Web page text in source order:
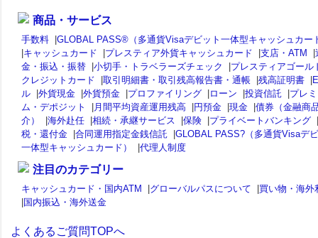
商品・サービス
手数料 |GLOBAL PASS®（多通貨Visaデビット一体型キャッシュカー
|キャッシュカード |プレスティア外貨キャッシュカード |支店・ATM |
金・振込・振替 |小切手・トラベラーズチェック |プレスティアゴール
クレジットカード
|取引明細書・取引残高報告書・通帳 |残高証明書 |
ル |外貨現金 |外貨預金 |プロファイリング |ローン |投資信託 |プレ
ム・デポジット
| 月間平均資産運用残高 |円預金 |現金 |債券（金融商
介）
|海外赴任 |相続・承継サービス |保険 |プライベートバンキング |
税・還付金 |合同運用指定金銭信託 |GLOBAL PASS?（多通貨Visaデ
一体型キャッシュカード）
|代理人制度
注目のカテゴリー
キャッシュカード・国内ATM |グローバルパスについて |買い物・海外
|国内振込・海外送金
よくあるご質問TOPへ